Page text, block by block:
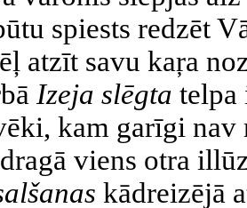
spiests redzēt
atzīt savu kaŗa
Izeja slēgta telpa
kam garīgi nav
viens otra
kādreizējā